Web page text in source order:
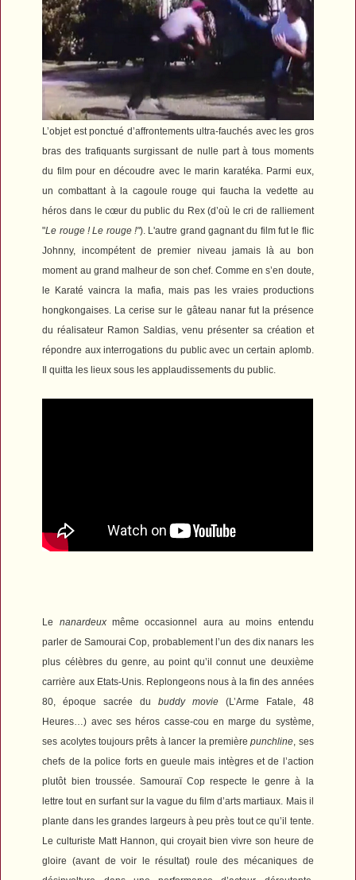
L’objet est ponctué d’affrontements ultra-fauchés avec les gros
bras des trafiquants surgissant de nulle part à tous moments
du film pour en découdre avec le marin karatéka. Parmi eux,
un combattant à la cagoule rouge qui faucha la vedette au
héros dans le cœur du public du Rex (d’où le cri de ralliement
"Le rouge ! Le rouge !"). L'autre grand gagnant du film fut le flic
Johnny, incompétent de premier niveau jamais là au bon
moment au grand malheur de son chef. Comme en s’en doute,
le Karaté vaincra la mafia, mais pas les vraies productions
hongkongaises. La cerise sur le gâteau nanar fut la présence
du réalisateur Ramon Saldias, venu présenter sa création et
répondre aux interrogations du public avec un certain aplomb.
Il quitta les lieux sous les applaudissements du public.
Le nanardeuxmême occasionnel aura au moins entendu
parler deSamourai Cop, probablement l’un des dix nanars les
plus célèbres du genre, au point qu’il connut une deuxième
carrière aux Etats-Unis. Replongeons nous à la fin des années
80, époque sacrée du buddy movie(L’Arme Fatale, 48
Heures…) avec ses héros casse-cou en marge du système,
ses acolytes toujours prêts à lancer la premièrepunchline, ses
chefs de la police forts en gueule mais intègres et de l’action
plutôt bien troussée. Samouraï Coprespecte le genre à la
lettre tout en surfant sur la vague du film d’arts martiaux. Mais il
plante dans les grandes largeurs à peu près tout ce qu’il tente.
Le culturiste Matt Hannon, qui croyait bien vivre son heure de
gloire (avant de voir le résultat) roule des mécaniques de